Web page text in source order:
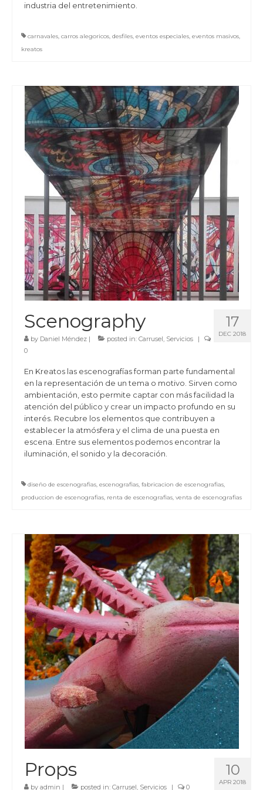
industria del entretenimiento.
carnavales, carros alegoricos, desfiles, eventos especiales, eventos masivos,
kreatos
17
DEC 2018
Scenography
by Daniel Méndez | posted in: Carrusel, Servicios
|
0
En Kreatos las escenografías forman parte fundamental
en la representación de un tema o motivo. Sirven como
ambientación, esto permite captar con más facilidad la
atención del público y crear un impacto profundo en su
interés. Recubre los elementos que contribuyen a
establecer la atmósfera y el clima de una puesta en
escena. Entre sus elementos podemos encontrar la
iluminación, el sonido y la decoración.
diseño de escenografias, escenografias, fabricacion de escenografias,
produccion de escenografias, renta de escenografias, venta de escenografias
10
APR 2018
Props
by admin | posted in: Carrusel, Servicios | 0